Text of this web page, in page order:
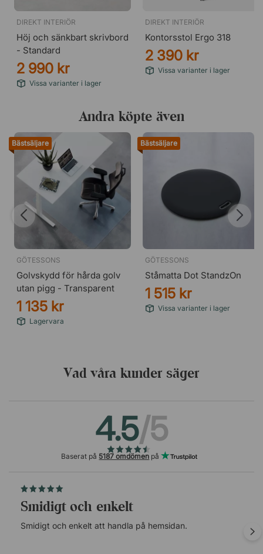
DIREKT INTERIÖR
Höj och sänkbart skrivbord
- Standard
2 990 kr
Vissa varianter i lager
DIREKT INTERIÖR
Kontorsstol Ergo 318
2 390 kr
Vissa varianter i lager
Andra köpte även
Bästsäljare
GÖTESSONS
Golvskydd för hårda golv
utan pigg - Transparent
1 135 kr
Lagervara
Bästsäljare
GÖTESSONS
Ståmatta Dot StandzOn
1 515 kr
Vissa varianter i lager
Vad våra kunder säger
4.5/5
Baserat på 5187 omdömen på
Smidigt och enkelt
Smidigt och enkelt att handla på hemsidan.